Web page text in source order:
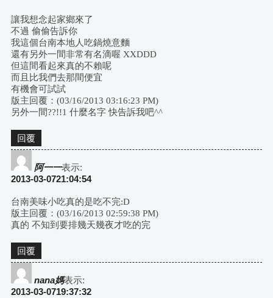
讓我想念起家鄉來了
不過 偷偷告訴你
我這個台南本地人吃鍋燒意麵
還有另外一間非常有名滴喔 XXDDD
但這間看起來真的不賴呢
而且比我們去那間便宜
有機會可試試
版主回覆：(03/16/2013 03:16:23 PM)
另外一間??!!1 什麼名字 快告訴我吧^^
回覆
阿一一表示:
2013-03-0721:04:54
台南美味小吃真的是吃不完:D
版主回覆：(03/16/2013 02:59:38 PM)
真的 不知到要排幾天幾夜才吃的完
回覆
nana媽表示:
2013-03-0719:37:32